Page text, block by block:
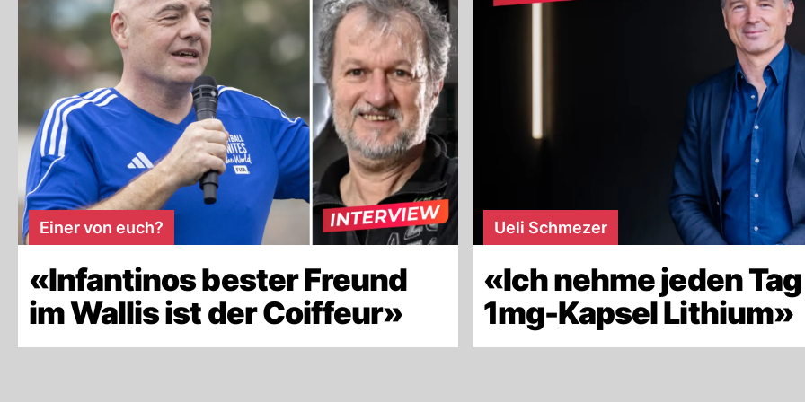
Einer von euch?
«Infantinos bester Freund
im Wallis ist der Coiffeur»
Ueli Schmezer
«Ich nehme jeden
1mg-Kapsel Lithium»